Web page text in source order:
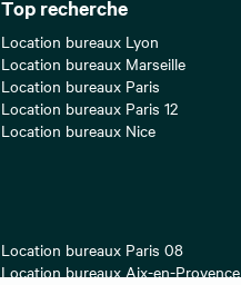
Top recherche
Location bureaux Lyon
Location bureaux Marseille
Location bureaux Paris
Location bureaux Paris 12
Location bureaux Nice
Location bureaux Paris 08
Location bureaux Aix-en-Provence